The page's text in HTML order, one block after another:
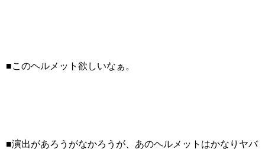
■このヘルメット欲しいなぁ。
■演出があろうがなかろうが、あのヘルメットはかなりヤバ